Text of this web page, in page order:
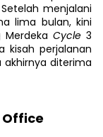
menjalani
lima bulan, kini
MerdekaCycle 3
kisah perjalanan
akhirnya diterima